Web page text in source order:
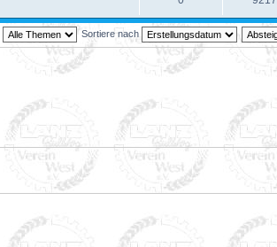
Sortiere nach